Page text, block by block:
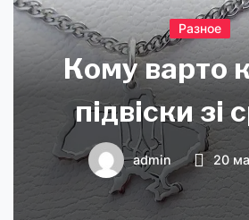
Разное
Кому варто
підвіски зі
admin 20